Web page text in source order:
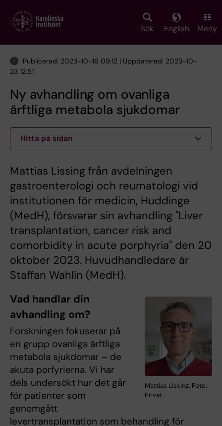
main
Sök English Meny
Publicerad: 2023-10-16 09:12 | Uppdaterad: 2023-10-
23 12:51
Ny avhandling om ovanliga
ärftliga metabola sjukdomar
Hitta på sidan
Mattias Lissing från avdelningen
gastroenterologi och reumatologi vid
institutionen för medicin, Huddinge
(MedH), försvarar sin avhandling "Liver
transplantation, cancer risk and
comorbidity in acute porphyria" den 20
oktober 2023. Huvudhandledare är
Staffan Wahlin (MedH).
Mattias Lissing. Foto:
Privat.
Vad handlar din
avhandling om?
Forskningen fokuserar på
en grupp ovanliga ärftliga
metabola sjukdomar – de
akuta porfyrierna. Vi har
dels undersökt hur det går
för patienter som
genomgått
levertransplantation som behandling för